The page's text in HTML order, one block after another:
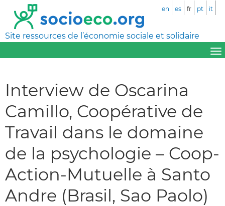
Site ressources de l’économie sociale et solidaire
en es fr pt it
Interview de Oscarina
Camillo, Coopérative de
Travail dans le domaine
de la psychologie – Coop-
Action-Mutuelle à Santo
Andre (Brasil, Sao Paolo)